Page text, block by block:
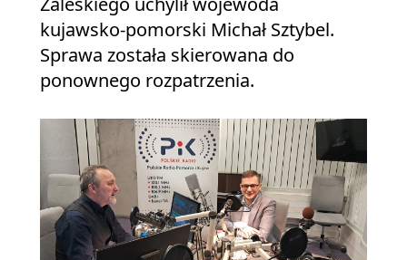
kujawsko-pomorski Michał Sztybel.
Sprawa została skierowana do
ponownego rozpatrzenia.